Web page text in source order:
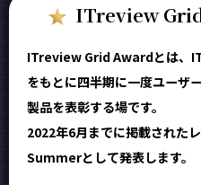
ITreview
ITreview Grid Awardとは、
をもとに四半期に一度ユーザ
製品を表彰する場です。
2022年6月までに掲載された
Summerとして発表します。